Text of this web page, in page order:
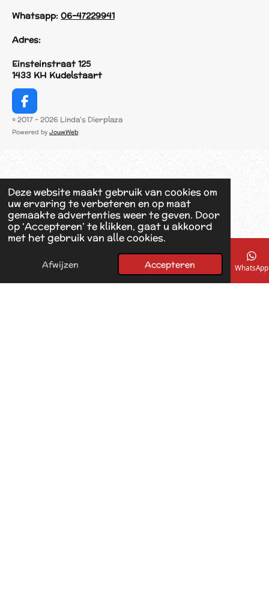
Deze website maakt gebruik van cookies om
uw ervaring te verbeteren en op maat
gemaakte advertenties weer te geven. Door
op ‘Accepteren’ te klikken, gaat u akkoord
met het gebruik van alle cookies.
Afwijzen Accepteren
Whatsapp: 06-47229941
Adres:
Einsteinstraat 125
1433 KH Kudelstaart
F
a
c
© 2017 - 2026 Linda's Dierplaza
Powered by JouwWeb
E-mailadres Telefoonnummer Kaart Facebook WhatsApp